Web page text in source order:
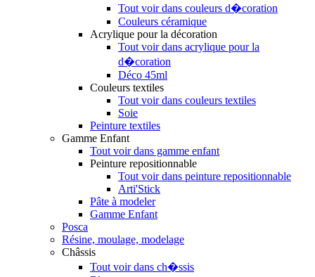
Tout voir dans couleurs d�coration
Couleurs céramique
Acrylique pour la décoration
Tout voir dans acrylique pour la
d�coration
Déco 45ml
Couleurs textiles
Tout voir dans couleurs textiles
Soie
Peinture textiles
Gamme Enfant
Tout voir dans gamme enfant
Peinture repositionnable
Tout voir dans peinture repositionnable
Arti'Stick
Pâte à modeler
Gamme Enfant
Posca
Résine, moulage, modelage
Châssis
Tout voir dans ch�ssis